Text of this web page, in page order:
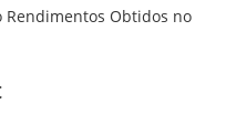
Rendimentos Obtidos no